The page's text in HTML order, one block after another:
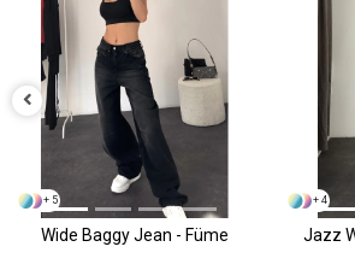
+ 5
Wide Baggy Jean - Füme
+ 4
Jazz